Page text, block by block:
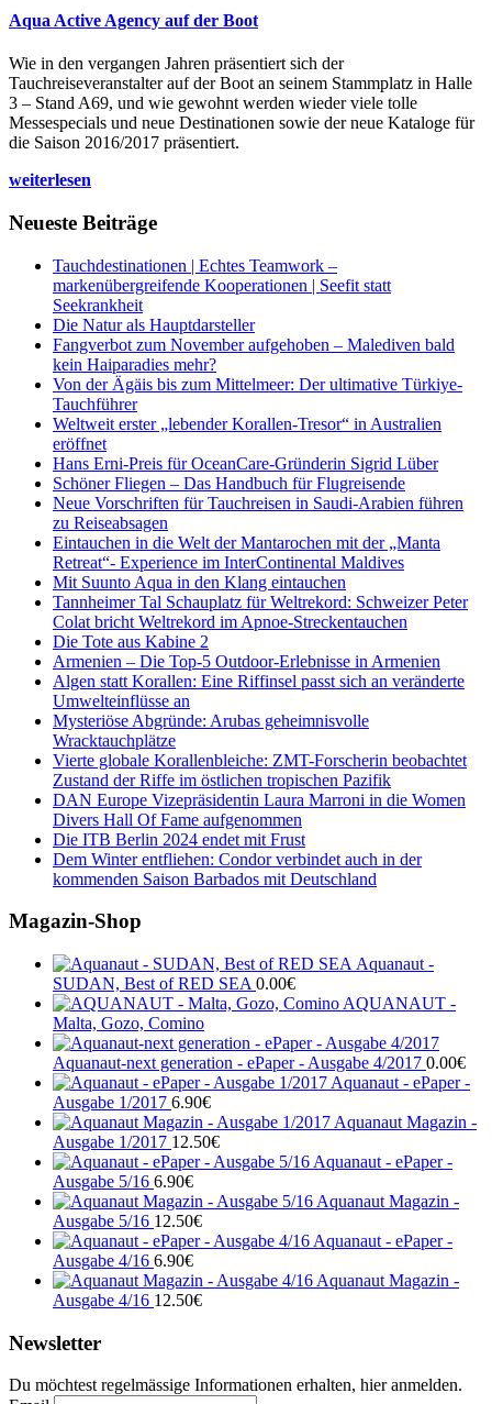
Aqua Active Agency auf der Boot
Wie in den vergangen Jahren präsentiert sich der
Tauchreiseveranstalter auf der Boot an seinem Stammplatz in Halle
3 – Stand A69, und wie gewohnt werden wieder viele tolle
Messespecials und neue Destinationen sowie der neue Kataloge für
die Saison 2016/2017 präsentiert.
weiterlesen
Neueste Beiträge
Tauchdestinationen | Echtes Teamwork –
markenübergreifende Kooperationen | Seefit statt
Seekrankheit
Die Natur als Hauptdarsteller
Fangverbot zum November aufgehoben – Malediven bald
kein Haiparadies mehr?
Von der Ägäis bis zum Mittelmeer: Der ultimative Türkiye-
Tauchführer
Weltweit erster „lebender Korallen-Tresor“ in Australien
eröffnet
Hans Erni-Preis für OceanCare-Gründerin Sigrid Lüber
Schöner Fliegen – Das Handbuch für Flugreisende
Neue Vorschriften für Tauchreisen in Saudi-Arabien führen
zu Reiseabsagen
Eintauchen in die Welt der Mantarochen mit der „Manta
Retreat“- Experience im InterContinental Maldives
Mit Suunto Aqua in den Klang eintauchen
Tannheimer Tal Schauplatz für Weltrekord: Schweizer Peter
Colat bricht Weltrekord im Apnoe-Streckentauchen
Die Tote aus Kabine 2
Armenien – Die Top-5 Outdoor-Erlebnisse in Armenien
Algen statt Korallen: Eine Riffinsel passt sich an veränderte
Umwelteinflüsse an
Mysteriöse Abgründe: Arubas geheimnisvolle
Wracktauchplätze
Vierte globale Korallenbleiche: ZMT-Forscherin beobachtet
Zustand der Riffe im östlichen tropischen Pazifik
DAN Europe Vizepräsidentin Laura Marroni in die Women
Divers Hall Of Fame aufgenommen
Die ITB Berlin 2024 endet mit Frust
Dem Winter entfliehen: Condor verbindet auch in der
kommenden Saison Barbados mit Deutschland
Magazin-Shop
Aquanaut -
SUDAN, Best of RED SEA 0.00€
AQUANAUT -
Malta, Gozo, Comino
Aquanaut-next generation - ePaper - Ausgabe 4/2017 0.00€
Aquanaut - ePaper -
Ausgabe 1/2017 6.90€
Aquanaut Magazin -
Ausgabe 1/2017 12.50€
Aquanaut - ePaper -
Ausgabe 5/16 6.90€
Aquanaut Magazin -
Ausgabe 5/16 12.50€
Aquanaut - ePaper -
Ausgabe 4/16 6.90€
Aquanaut Magazin -
Ausgabe 4/16 12.50€
Newsletter
Du möchtest regelmässige Informationen erhalten, hier anmelden.